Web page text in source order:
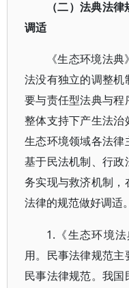
（二）法典法
调适
《生态环境法
法没有独立的调整机
要与责任型法典与程
整体支持下产生法治
生态环境领域各法律
基于民法机制、行政
务实现与救济机制，
法律的规范做好调适。
1.《生态环境
用。民事法律规范
民事法律规范。我